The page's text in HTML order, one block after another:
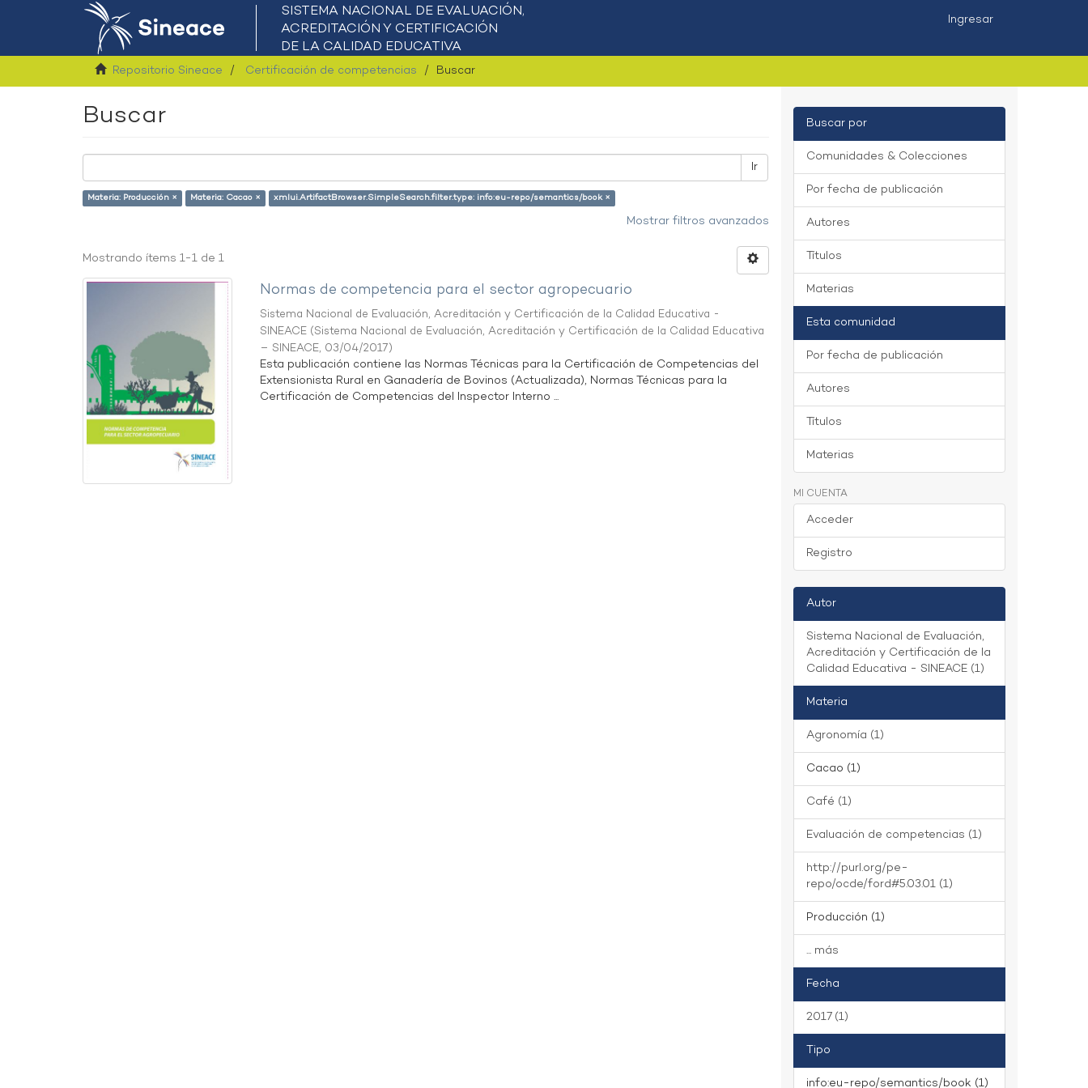
Ingresar
Repositorio Sineace Certificación de competencias Buscar
Buscar
Ir
Materia: Producción × Materia: Cacao × xmlui.ArtifactBrowser.SimpleSearch.filter.type: info:eu-repo/semantics/book ×
Mostrar filtros avanzados
Mostrando ítems 1-1 de 1
Normas de competencia para el sector agropecuario
Sistema Nacional de Evaluación, Acreditación y Certificación de la Calidad Educativa -
SINEACE (Sistema Nacional de Evaluación, Acreditación y Certificación de la Calidad Educativa
– SINEACE, 03/04/2017)
Esta publicación contiene las Normas Técnicas para la Certificación de Competencias del
Extensionista Rural en Ganadería de Bovinos (Actualizada), Normas Técnicas para la
Certificación de Competencias del Inspector Interno ...
Buscar por
Comunidades & Colecciones
Por fecha de publicación
Autores
Títulos
Materias
Esta comunidad
Por fecha de publicación
Autores
Títulos
Materias
MI CUENTA
Acceder
Registro
Autor
Sistema Nacional de Evaluación,
Acreditación y Certificación de la
Calidad Educativa - SINEACE (1)
Materia
Agronomía (1)
Cacao (1)
Café (1)
Evaluación de competencias (1)
http://purl.org/pe-
repo/ocde/ford#5.03.01 (1)
Producción (1)
... más
Fecha
2017 (1)
Tipo
info:eu-repo/semantics/book (1)